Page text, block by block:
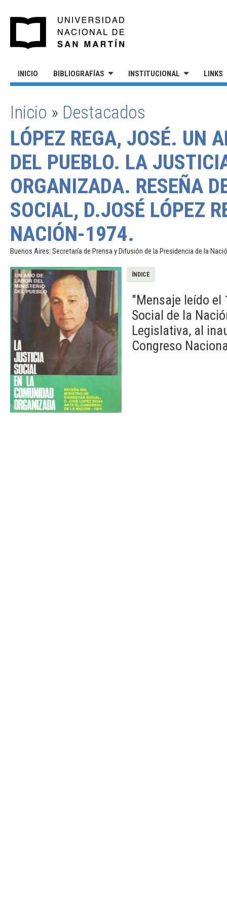
INICIO BIBLIOGRAFÍAS INSTITUCIONAL LINKS
SE ENCUENTRA USTED AQUÍ
Inicio » Destacados
LÓPEZ REGA, JOSÉ. UN
DEL PUEBLO. LA
ORGANIZADA. RESEÑA
SOCIAL, D.JOSÉ LÓPEZ
NACIÓN-1974.
Buenos Aires: Secretaría de Prensa y Difusión de la Presidencia de la
ÍNDICE
"Mensaje leído el
Social de la
Legislativa, al
Congreso